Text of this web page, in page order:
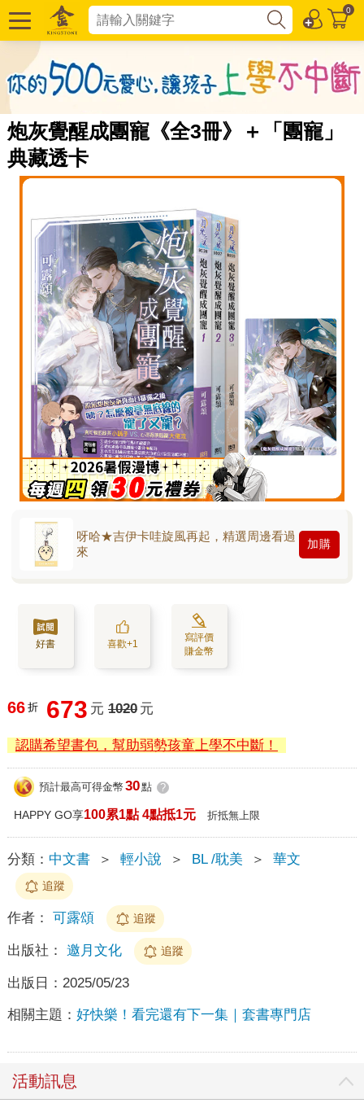
0
炮灰覺醒成團寵《全3冊》＋「團寵」
典藏透卡
呀哈★吉伊卡哇旋風再起，精選周邊看過
來
加購
好書 喜歡+1
寫評價
賺金幣
66 折 673 元 1020 元
認購希望書包，幫助弱勢孩童上學不中斷！
預計最高可得金幣 30點 ?
HAPPY GO享100累1點 4點抵1元 折抵無上限
分類： 中文書 ＞ 輕小說 ＞ BL /耽美 ＞ 華文
追蹤
作者： 可露頌 追蹤
出版社： 邀月文化 追蹤
出版日： 2025/05/23
相關主題： 好快樂！看完還有下一集｜套書專門店
活動訊息